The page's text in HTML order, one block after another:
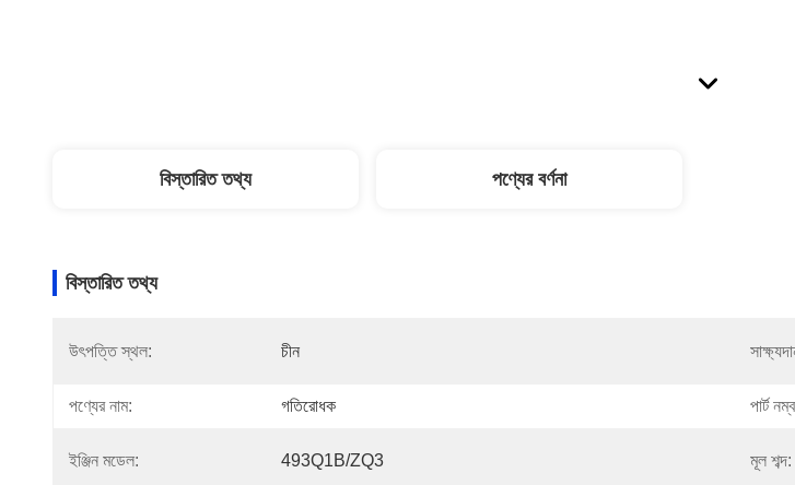
বিস্তারিত তথ্য পণ্যের বর্ণনা
বিস্তারিত তথ্য
উৎপত্তি স্থল: চীন
পণ্যের নাম: গতিরোধক পার্ট
ইঞ্জিন মডেল: 493Q1B/ZQ3 মূল শব্দ: